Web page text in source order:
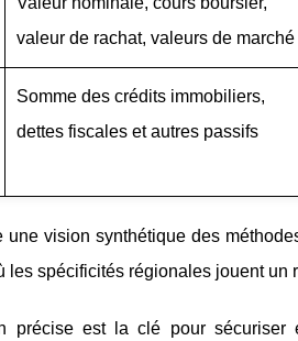
valeur de rachat, valeurs de marché
Somme des crédits immobiliers,
dettes fiscales et autres passifs
une vision synthétique des
les spécificités régionales jouent un
précise est la clé pour sécuriser